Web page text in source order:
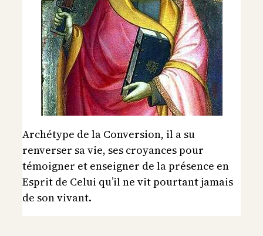
Archétype de la Conversion, il a su
renverser sa vie, ses croyances pour
témoigner et enseigner de la présence en
Esprit de Celui qu’il ne vit pourtant jamais
de son vivant.